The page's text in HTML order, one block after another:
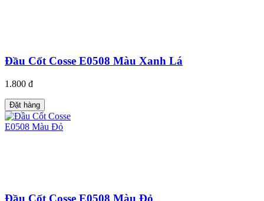
Đầu Cốt Cosse E0508 Màu Xanh Lá
1.800 đ
Đặt hàng